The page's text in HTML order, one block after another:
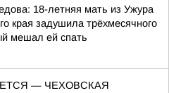
18-летняя мать из Ужура
края задушила трёхмесячного
мешал ей спать
— ЧЕХОВСКАЯ